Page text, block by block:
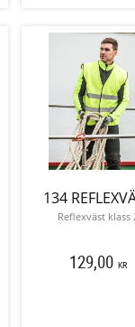
134
Reflexväst klass
129,00 KR